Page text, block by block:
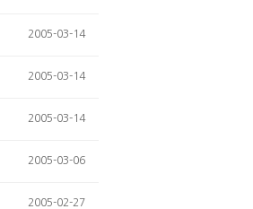
2005-03-14
2005-03-14
2005-03-14
2005-03-06
2005-02-27